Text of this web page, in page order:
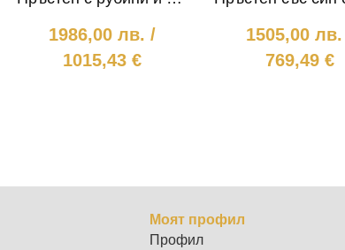
1986,00лв. /
1015,43 €
1505,00лв.
769,49 €
Моят профил
Профил